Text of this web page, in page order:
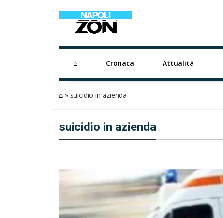
⌂ Cronaca Attualità
⌂ » suicidio in azienda
suicidio in azienda